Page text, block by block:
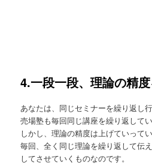
4.一段一段、理論の精
あなたは、同じセミナーを繰り返し
売場塾も毎回同じ講座を繰り返してい
しかし、理論の精度は上げていってい
毎回、全く同じ理論を繰り返して伝
してさせていくものなのです。